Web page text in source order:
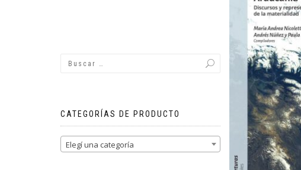
CATEGORÍAS DE PRODUCTO
Elegí una categoría